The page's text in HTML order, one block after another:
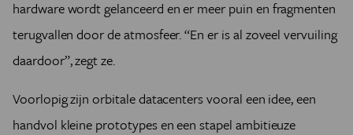
hardware wordt gelanceerd en er meer puin en fragmenten
terugvallen door de atmosfeer. “En er is al zoveel vervuiling
daardoor”, zegt ze.
Voorlopig zijn orbitale datacenters vooral een idee, een
handvol kleine prototypes en een stapel ambitieuze